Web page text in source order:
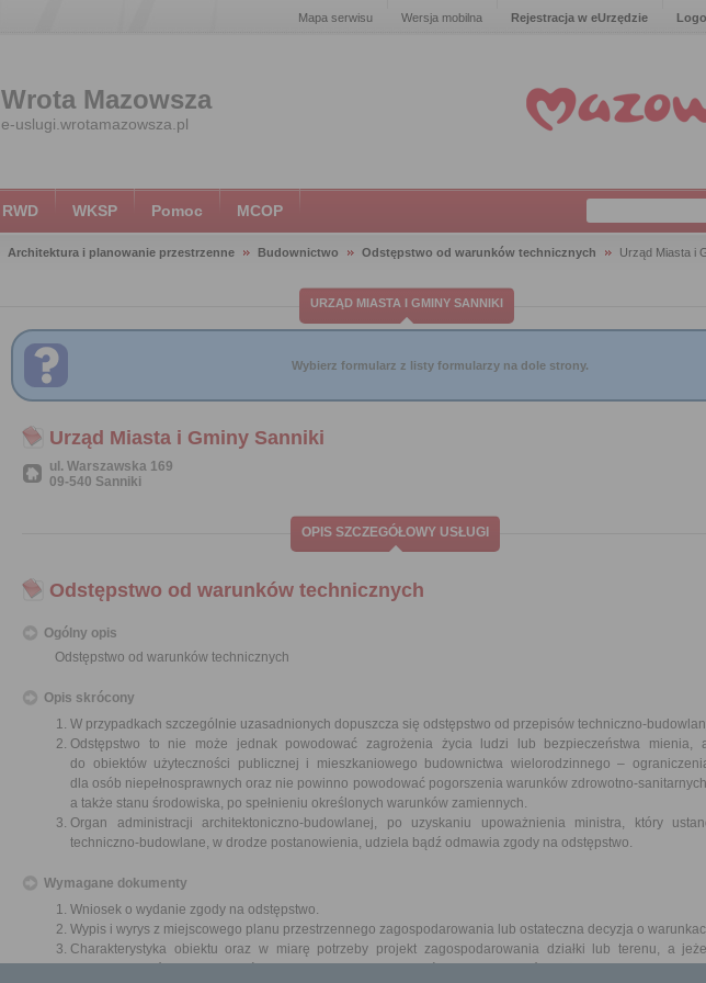
Mapa serwisu Wersja mobilna Rejestracja w eUrzędzie
Wrota Mazowsza
e-uslugi.wrotamazowsza.pl
RWD WKSP Pomoc MCOP
Architektura i planowanie przestrzenne Budownictwo Odstępstwo od warunków technicznych Urząd Miasta i
URZĄD MIASTA I GMINY SANNIKI
Wybierz formularz z listy formularzy na dole strony.
Urząd Miasta i Gminy Sanniki
ul. Warszawska 169
09-540 Sanniki
OPIS SZCZEGÓŁOWY USŁUGI
Odstępstwo od warunków technicznych
Ogólny opis
Odstępstwo od warunków technicznych
Opis skrócony
W przypadkach szczególnie uzasadnionych dopuszcza się odstępstwo od przepisów techniczno-
Odstępstwo to nie może jednak powodować zagrożenia życia ludzi lub bezpieczeństwa mienia,
do obiektów użyteczności publicznej i mieszkaniowego budownictwa wielorodzinnego –
dla osób niepełnosprawnych oraz nie powinno powodować pogorszenia warunków zdrowotno-
a także stanu środowiska, po spełnieniu określonych warunków zamiennych.
Organ administracji architektoniczno-budowlanej, po uzyskaniu upoważnienia ministra, który
techniczno-budowlane, w drodze postanowienia, udziela bądź odmawia zgody na odstępstwo.
Wymagane dokumenty
Wniosek o wydanie zgody na odstępstwo.
Wypis i wyrys z miejscowego planu przestrzennego zagospodarowania lub ostateczna decyzja o
Charakterystyka obiektu oraz w miarę potrzeby projekt zagospodarowania działki lub terenu, a